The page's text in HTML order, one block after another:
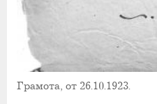
Грамота, от 26.10.1923.